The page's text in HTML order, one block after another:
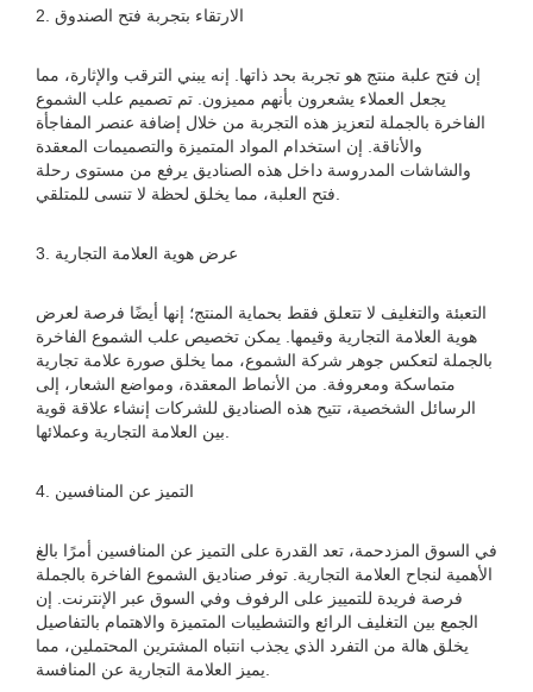
2. الارتقاء بتجربة فتح الصندوق
إن فتح علبة منتج هو تجربة بحد ذاتها. إنه يبني الترقب والإثارة، مما
يجعل العملاء يشعرون بأنهم مميزون. تم تصميم علب الشموع
الفاخرة بالجملة لتعزيز هذه التجربة من خلال إضافة عنصر المفاجأة
والأناقة. إن استخدام المواد المتميزة والتصميمات المعقدة
والشاشات المدروسة داخل هذه الصناديق يرفع من مستوى رحلة
3. عرض هوية العلامة التجارية
التعبئة والتغليف لا تتعلق فقط بحماية المنتج؛ إنها أيضًا فرصة لعرض
هوية العلامة التجارية وقيمها. يمكن تخصيص علب الشموع الفاخرة
بالجملة لتعكس جوهر شركة الشموع، مما يخلق صورة علامة تجارية
متماسكة ومعروفة. من الأنماط المعقدة، ومواضع الشعار، إلى
الرسائل الشخصية، تتيح هذه الصناديق للشركات إنشاء علاقة قوية
4. التميز عن المنافسين
في السوق المزدحمة، تعد القدرة على التميز عن المنافسين أمرًا بالغ
الأهمية لنجاح العلامة التجارية. توفر صناديق الشموع الفاخرة بالجملة
فرصة فريدة للتمييز على الرفوف وفي السوق عبر الإنترنت. إن
الجمع بين التغليف الرائع والتشطيبات المتميزة والاهتمام بالتفاصيل
يخلق هالة من التفرد الذي يجذب انتباه المشترين المحتملين، مما